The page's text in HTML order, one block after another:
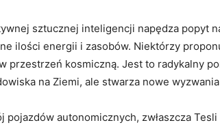
sztucznej inteligencji napędza popyt
ilości energii i zasobów. Niektórzy
przestrzeń kosmiczną. Jest to radykalny
na Ziemi, ale stwarza nowe
pojazdów autonomicznych, zwłaszcza